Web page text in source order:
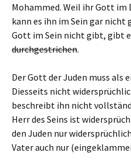
Mohammed. Weil ihr Gott im
kann es ihn im Sein gar nicht
Gott im Sein nicht gibt, gibt
durchgestrichen.
Der Gott der Juden muss als
Diesseits nicht
beschreibt ihn nicht
Herr des Seins ist
den Juden nur
Vater auch nur